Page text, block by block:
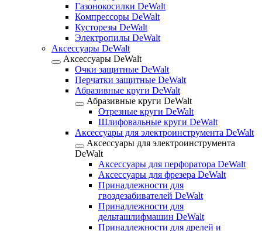
Газонокосилки DeWalt
Компрессоры DeWalt
Кусторезы DeWalt
Электропилы DeWalt
Аксессуары DeWalt
Аксессуары DeWalt
Очки защитные DeWalt
Перчатки защитные DeWalt
Абразивные круги DeWalt
Абразивные круги DeWalt
Отрезные круги DeWalt
Шлифовальные круги DeWalt
Аксессуары для электроинструмента DeWalt
Аксессуары для электроинструмента
DeWalt
Аксессуары для перфоратора DeWalt
Аксессуары для фрезера DeWalt
Принадлежности для
гвоздезабивателей DeWalt
Принадлежности для
дельташлифмашин DeWalt
Принадлежности для дрелей и